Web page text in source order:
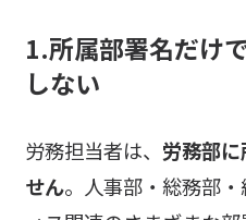
1.所属部署名だけ
しない
労務担当者は、 労務部
せん。人事部・総務部